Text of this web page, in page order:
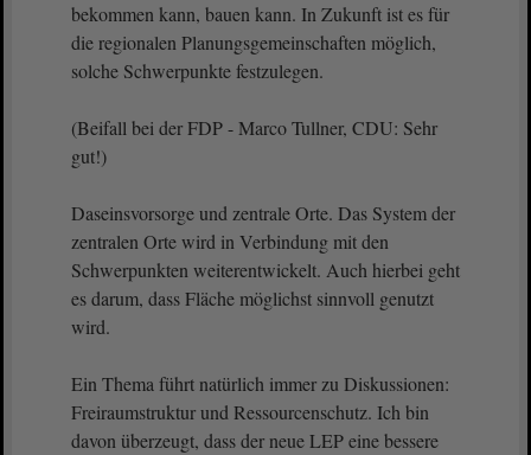
bekommen kann, bauen kann. In Zukunft ist es für
die regionalen Planungsgemeinschaften möglich,
solche Schwerpunkte festzulegen.
(Beifall bei der FDP - Marco Tullner, CDU: Sehr
gut!)
Daseinsvorsorge und zentrale Orte. Das System der
zentralen Orte wird in Verbindung mit den
Schwerpunkten weiterentwickelt. Auch hierbei geht
es darum, dass Fläche möglichst sinnvoll genutzt
wird.
Ein Thema führt natürlich immer zu Diskussionen:
Freiraumstruktur und Ressourcenschutz. Ich bin
davon überzeugt, dass der neue LEP eine bessere